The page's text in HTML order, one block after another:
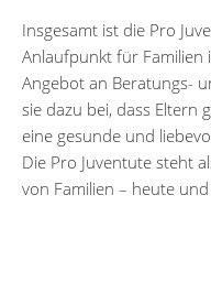
Insgesamt ist die Pro
Anlaufpunkt für Familien
Angebot an Beratungs-
sie dazu bei, dass Eltern
eine gesunde und
Die Pro Juventute steht
von Familien – heute